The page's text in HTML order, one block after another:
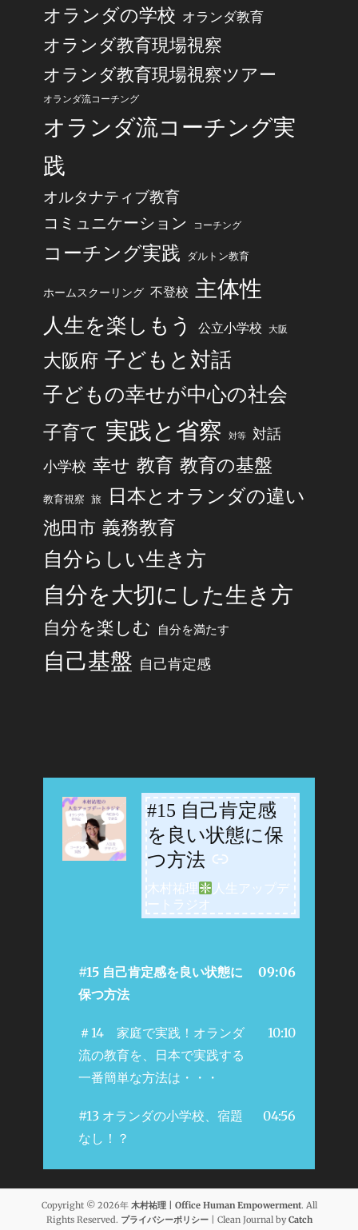
オランダの学校 オランダ教育
オランダ教育現場視察
オランダ教育現場視察ツアー
オランダ流コーチング
オランダ流コーチング実
践
オルタナティブ教育
コミュニケーション コーチング
コーチング実践 ダルトン教育
ホームスクーリング 不登校 主体性
人生を楽しもう 公立小学校 大阪
大阪府 子どもと対話
子どもの幸せが中心の社会
子育て 実践と省察 対等
対話
小学校 幸せ 教育 教育の基盤
教育視察 旅 日本とオランダの違い
池田市 義務教育
自分らしい生き方
自分を大切にした生き方
自分を楽しむ 自分を満たす
自己基盤 自己肯定感
#15 自己肯定感
を良い状態に保
つ方法
-
木村祐理
人生アップデ
ートラジオ
#15 自己肯定感を良い状態に
保つ方法
09:06
＃14 家庭で実践！オランダ
流の教育を、日本で実践する
一番簡単な方法は・・・
10:10
#13 オランダの小学校、宿題
なし！？
04:56
Copyright © 2026年 木村祐理 | Office Human Empowerment. All
Rights Reserved. プライバシーポリシー| Clean Journal byCatch